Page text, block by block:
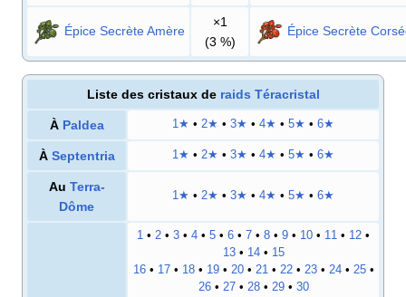
Épice Secrète Amère
×1
(3 %)
Épice Secrète
Liste des cristaux de raids Téracristal
À Paldea 1★ • 2★ • 3★ • 4★ • 5★ • 6★
À Septentria 1★ • 2★ • 3★ • 4★ • 5★ • 6★
Au Terra-
Dôme
1★ • 2★ • 3★ • 4★ • 5★ • 6★
1 • 2 • 3 • 4 • 5 • 6 • 7 • 8 • 9 • 10 • 11 • 12 •
13• 14• 15
16• 17• 18• 19• 20• 21• 22• 23• 24• 25•
26• 27• 28• 29• 30